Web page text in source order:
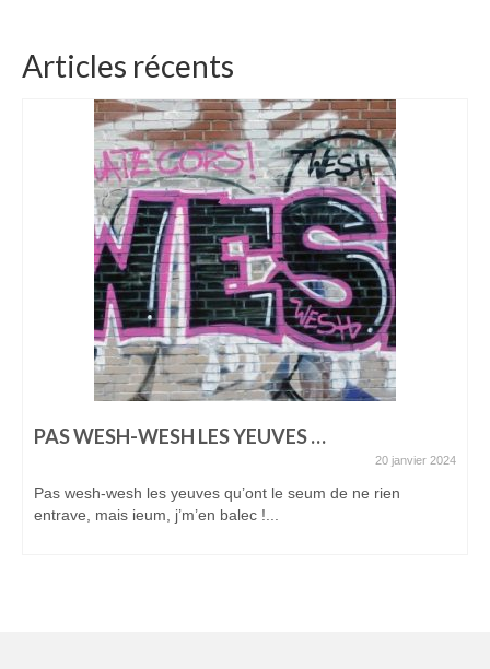
Articles récents
PAS WESH-WESH LES YEUVES …
20 janvier 2024
Pas wesh-wesh les yeuves qu’ont le seum de ne rien
entrave, mais ieum, j’m’en balec !...